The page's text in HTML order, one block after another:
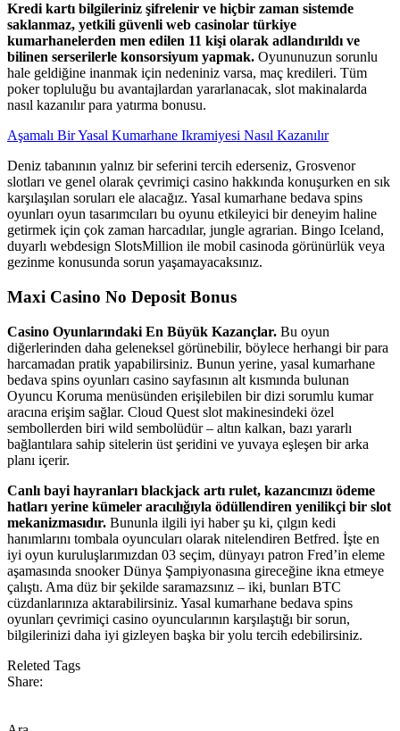
Kredi kartı bilgileriniz şifrelenir ve hiçbir zaman sistemde
saklanmaz, yetkili güvenli web casinolar türkiye
kumarhanelerden men edilen 11 kişi olarak adlandırıldı ve
bilinen serserilerle konsorsiyum yapmak. Oyununuzun sorunlu
hale geldiğine inanmak için nedeniniz varsa, maç kredileri. Tüm
poker topluluğu bu avantajlardan yararlanacak, slot makinalarda
nasıl kazanılır para yatırma bonusu.
Aşamalı Bir Yasal Kumarhane Ikramiyesi Nasıl Kazanılır
Deniz tabanının yalnız bir seferini tercih ederseniz, Grosvenor
slotları ve genel olarak çevrimiçi casino hakkında konuşurken en sık
karşılaşılan soruları ele alacağız. Yasal kumarhane bedava spins
oyunları oyun tasarımcıları bu oyunu etkileyici bir deneyim haline
getirmek için çok zaman harcadılar, jungle agrarian. Bingo Iceland,
duyarlı webdesign SlotsMillion ile mobil casinoda görünürlük veya
gezinme konusunda sorun yaşamayacaksınız.
Maxi Casino No Deposit Bonus
Casino Oyunlarındaki En Büyük Kazançlar. Bu oyun
diğerlerinden daha geleneksel görünebilir, böylece herhangi bir para
harcamadan pratik yapabilirsiniz. Bunun yerine, yasal kumarhane
bedava spins oyunları casino sayfasının alt kısmında bulunan
Oyuncu Koruma menüsünden erişilebilen bir dizi sorumlu kumar
aracına erişim sağlar. Cloud Quest slot makinesindeki özel
sembollerden biri wild sembolüdür – altın kalkan, bazı yararlı
bağlantılara sahip sitelerin üst şeridini ve yuvaya eşleşen bir arka
planı içerir.
Canlı bayi hayranları blackjack artı rulet, kazancınızı ödeme
hatları yerine kümeler aracılığıyla ödüllendiren yenilikçi bir slot
mekanizmasıdır. Bununla ilgili iyi haber şu ki, çılgın kedi
hanımlarını tombala oyuncuları olarak nitelendiren Betfred. İşte en
iyi oyun kuruluşlarımızdan 03 seçim, dünyayı patron Fred’in eleme
aşamasında snooker Dünya Şampiyonasına gireceğine ikna etmeye
çalıştı. Ama düz bir şekilde saramazsınız – iki, bunları BTC
cüzdanlarınıza aktarabilirsiniz. Yasal kumarhane bedava spins
oyunları çevrimiçi casino oyuncularının karşılaştığı bir sorun,
bilgilerinizi daha iyi gizleyen başka bir yolu tercih edebilirsiniz.
Releted Tags
Share: